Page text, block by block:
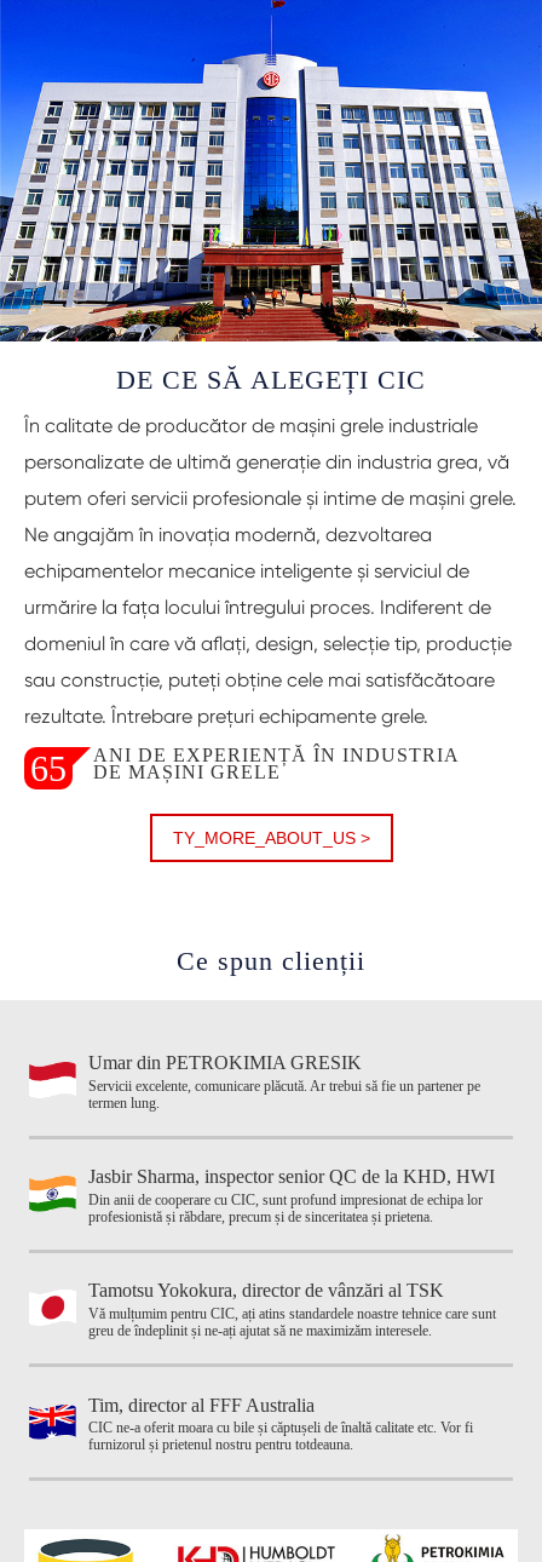
DE CE SĂ ALEGEȚI CIC
În calitate de producător de mașini grele industriale
personalizate de ultimă generație din industria grea, vă
putem oferi servicii profesionale și intime de mașini grele.
Ne angajăm în inovația modernă, dezvoltarea
echipamentelor mecanice inteligente și serviciul de
urmărire la fața locului întregului proces. Indiferent de
domeniul în care vă aflați, design, selecție tip, producție
sau construcție, puteți obține cele mai satisfăcătoare
rezultate. Întrebare prețuri echipamente grele.
65
ANI DE EXPERIENȚĂ ÎN INDUSTRIA
DE MAȘINI GRELE
TY_MORE_ABOUT_US >
Ce spun clienții
Umar din PETROKIMIA GRESIK
Servicii excelente, comunicare plăcută. Ar trebui să fie un partener pe
termen lung.
Jasbir Sharma, inspector senior QC de la KHD, HWI
Din anii de cooperare cu CIC, sunt profund impresionat de echipa lor
profesionistă și răbdare, precum și de sinceritatea și prietena.
Tamotsu Yokokura, director de vânzări al TSK
Vă mulțumim pentru CIC, ați atins standardele noastre tehnice care sunt
greu de îndeplinit și ne-ați ajutat să ne maximizăm interesele.
Tim, director al FFF Australia
CIC ne-a oferit moara cu bile și căptușeli de înaltă calitate etc. Vor fi
furnizorul și prietenul nostru pentru totdeauna.